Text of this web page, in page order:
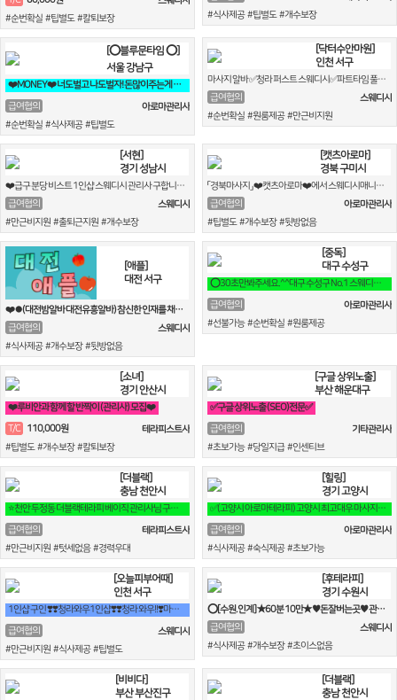
#순번확실 #팁별도 #칼퇴보장
#식사제공 #팁별도 #개수보장
[⭕블루문타임 ⭕]
서울 강남구
❤️MONEY❤️ 너도벌고 나도벌자! 돈많이주는게 최고잖아!
급여협의
아로마관리사
#순번확실 #식사제공 #팁별도
[닥터수안마원]
인천 서구
마사지 알바 ✅청라 퍼스트 스웨디시✅파트타임 풀타임 구인 출퇴프리
급여협의
스웨디시
#순번확실 #원룸제공 #만근비지원
[서현]
경기 성남시
❤️급구 분당 비스트 1인샵 스웨디시 관리사 구합니다.일단 연락 주세요~❤️
급여협의
스웨디시
#만근비지원 #출퇴근지원 #개수보장
[캣츠아로마]
경북 구미시
「경북마사지」 ❤️캣츠아로마❤️에서 스웨디시매니저&픽업실장
급여협의
아로마관리사
#팁별도 #개수보장 #뒷방없음
[애플]
대전 서구
❤️⏺(대전밤알바 대전유흥알바) 참신한 인재를 채용합니다⏺❤️
급여협의
스웨디시
#식사제공 #개수보장 #뒷방없음
[중독]
대구 수성구
⭕30초만봐주세요.^^대구 수성구 No.1 스웨디시 중독 입니다^^⭕
급여협의
아로마관리사
#선불가능 #순번확실 #원룸제공
[소녀]
경기 안산시
❤️루비안과 함께 할 반짝이 (관리사) 모집❤️
T/C
110,000원
테라피스트사
#팁별도 #개수보장 #칼퇴보장
[구글 상위노출]
부산 해운대구
✅구글 상위노출 (SEO)전문✅
급여협의
기타관리사
#초보가능 #당일지급 #인센티브
[더블랙]
충남 천안시
⭐천안 두정동 더블랙테라피 베이직 관리사님 구합니다!!!⭐
급여협의
테라피스트사
#만근비지원 #텃세없음 #경력우대
[힐링]
경기 고양시
✅(고양시 아로마테라피) 고양시 최고대우 마사지구인❗행신역 2분거리 ✅
급여협의
아로마관리사
#식사제공 #숙식제공 #초보가능
[오늘피부어때]
인천 서구
1인샵 구인 ❣️❣️청라와우1인샵❣️❣️청라 와우!!❣️마사지구인❣️
급여협의
스웨디시
#만근비지원 #식사제공 #팁별도
[후테라피]
경기 수원시
⭕[수원.인계] ★60분 10만★ ♥돈잘버는곳♥ 관리사 급구!!⭕
급여협의
스웨디시
#식사제공 #개수보장 #초이스없음
[비비다]
부산 부산진구
[더블랙]
충남 천안시